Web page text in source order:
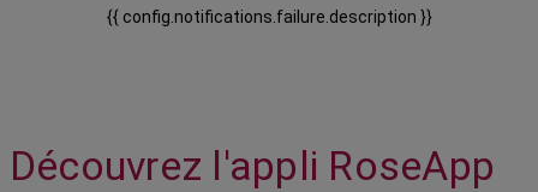
{{ config.notifications.failure.description }}
Découvrez l'appli RoseApp